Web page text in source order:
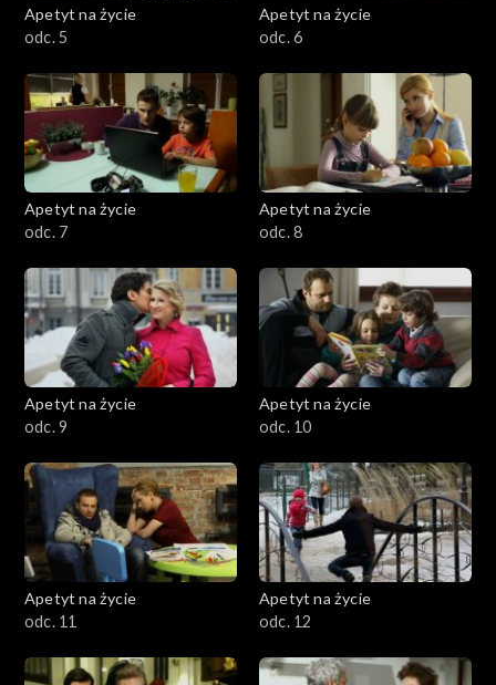
Apetyt na życie
odc. 5
Apetyt na życie
odc. 6
Apetyt na życie
odc. 7
Apetyt na życie
odc. 8
Apetyt na życie
odc. 9
Apetyt na życie
odc. 10
Apetyt na życie
odc. 11
Apetyt na życie
odc. 12